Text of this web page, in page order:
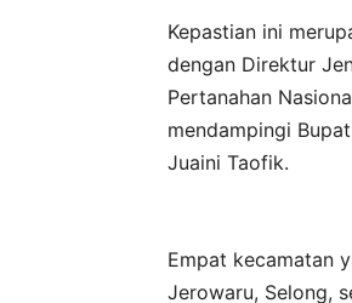
Kepastian ini
dengan Direktur
Pertanahan
mendampingi
Juaini Taofik.
Empat kecamatan
Jerowaru, Selong,